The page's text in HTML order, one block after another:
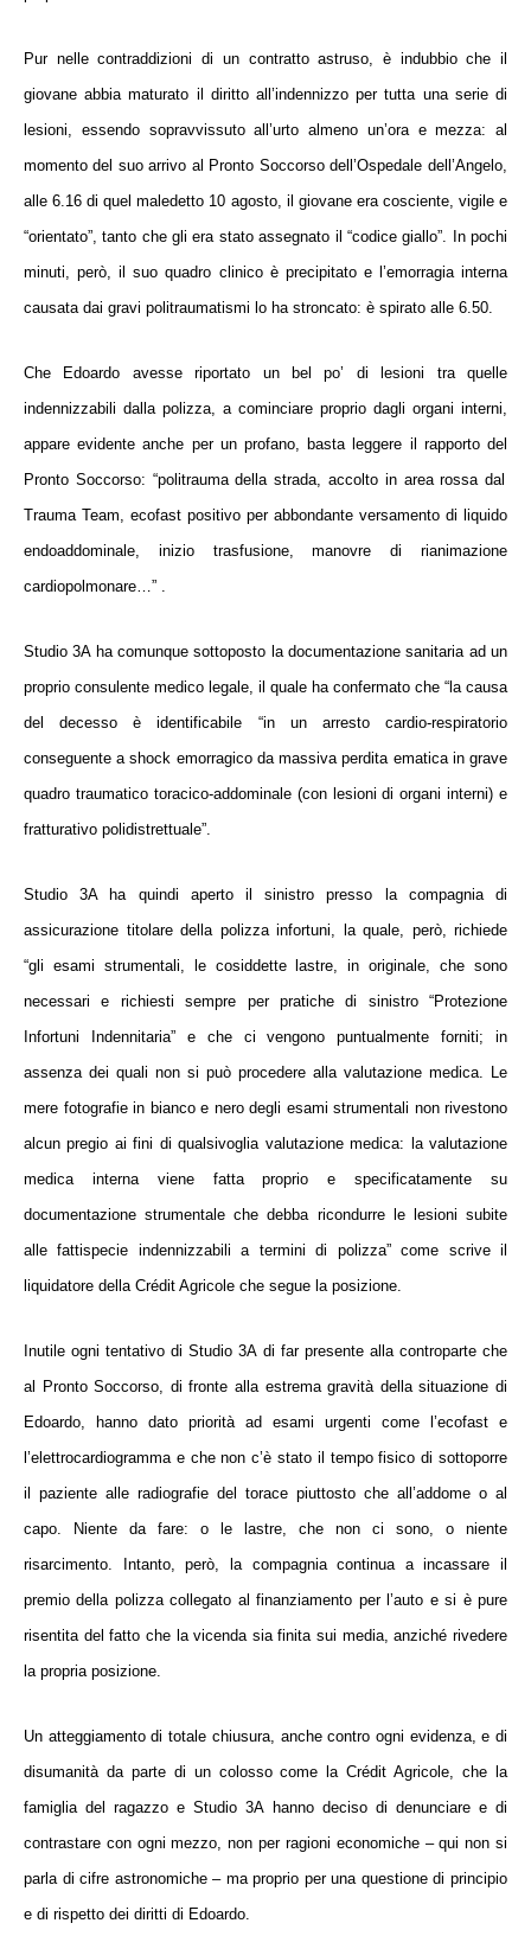
Pur nellecontraddizioni di un contratto astruso, è indubbio che il
giovaneabbia maturato il diritto all’indennizzo per tutta una serie di
lesioni, essendo sopravvissuto all’urto almeno un’ora e mezza: al
momento del suo arrivo al Pronto Soccorso dell’Ospedale dell’Angelo,
alle 6.16 di quel maledetto 10 agosto, il giovane era cosciente, vigile e
“orientato”, tanto che gli era stato assegnato il “codice giallo”.
In pochi
minuti, però, il suo quadro clinico è precipitato e l’emorragia interna
causata dai gravi politraumatismi lo ha stroncato: è spirato alle 6.50.
Che Edoardo avesse riportato un bel po’ di lesioni
tra quelle
indennizzabili dalla polizza, a cominciare proprio dagli organi interni,
appare evidenteanche per un profano, basta leggere il rapporto del
Pronto Soccorso: “politrauma della strada, accolto in area rossa dal
Trauma Team, ecofast positivo per abbondante versamento di liquido
endoaddominale, inizio trasfusione, manovre di rianimazione
cardiopolmonare…” .
Studio 3A ha comunque sottoposto la documentazione sanitaria ad un
proprio consulente medico legale, il quale ha confermato che “ la causa
del decesso è identificabile “in un arresto cardio-respiratorio
conseguente a shock emorragico da massiva perdita ematica in grave
quadro traumatico toracico-addominale (con lesioni di organi interni) e
fratturativo polidistrettuale”.
Studio 3A ha quindi aperto il sinistro presso la compagnia di
assicurazione titolare della polizza infortuni, la quale, però, richiede
“gli esami strumentali, le cosiddette lastre, in originale, che sono
necessari e richiesti sempre per pratiche di sinistro “Protezione
Infortuni Indennitaria” e che ci vengono puntualmente forniti; in
assenza dei quali non si può procedere alla valutazione medica. Le
mere fotografie in bianco e nero degli esami strumentali non rivestono
alcun pregio ai fini di qualsivoglia valutazione medica: la valutazione
medica interna viene fatta proprio e specificatamente su
documentazione strumentale che debba ricondurre le lesioni subite
alle fattispecie indennizzabili a termini di polizza” come scrive il
liquidatore della Crédit Agricole che segue la posizione.
Inutile ogni tentativo di Studio 3Adi far presente alla controparte che
al Pronto Soccorso, di fronte alla estrema gravità della situazione di
Edoardo,
hanno dato priorità ad esami urgenti come l’ecofast e
l’elettrocardiogramma e che non c’è stato il tempo fisico di sottoporre
il paziente alle radiografie del torace piuttosto che all’addome o al
capo. Niente da fare: o le lastre, che non ci sono, o niente
risarcimento.
Intanto, però, la compagnia continua a incassare il
premio della polizza collegato al finanziamento per l’auto e si è pure
risentita del fatto che la vicenda sia finita sui media, anziché rivedere
la propria posizione.
Un atteggiamento di totale chiusura, anche contro ogni evidenza, e di
disumanità da parte di un colosso come la Crédit Agricole, che
la
famiglia del ragazzo e Studio 3A hanno deciso di denunciare e di
contrastare con ogni mezzo,non per ragioni economiche– qui non si
parla di cifre astronomiche – ma proprio per una questione di principio
e di rispetto dei diritti di Edoardo.